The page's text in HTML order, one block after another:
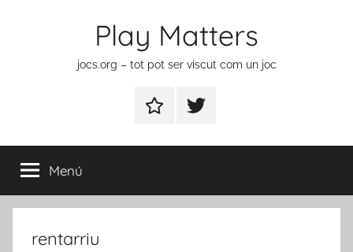
Play Matters
jocs.org – tot pot ser viscut com un joc
ContactarElement
menú
Menú
rentarriu